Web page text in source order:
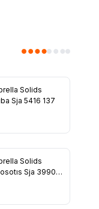
Solids
Döşemelik Aruba Sja 5416 137
Solids
Sja 3990